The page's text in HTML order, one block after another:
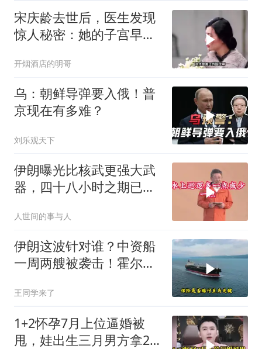
宋庆龄去世后，医生发现
惊人秘密：她的子宫早就
开烟酒店的明哥
乌：朝鲜导弹要入俄！普
京现在有多难？
刘乐观天下
伊朗曝光比核武更强大武
器，四十八小时之期已
人世间的事与人
伊朗这波针对谁？中资船
一周两艘被袭击！霍尔木
彻底破灭！
王同学来了
1+2怀孕7月上位逼婚被
甩，娃出生三月男方拿20